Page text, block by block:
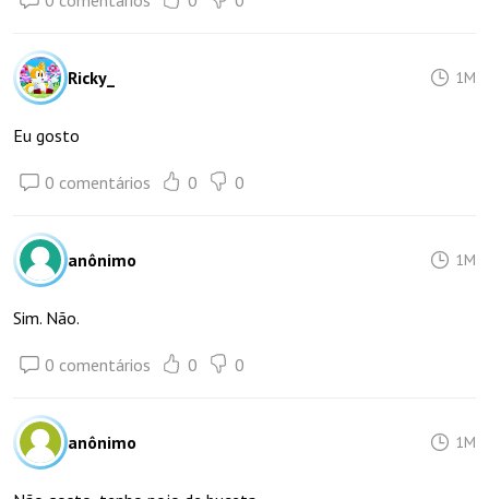
Ricky_ 1M
Eu gosto
0 comentários 0 0
anônimo 1M
Sim. Não.
0 comentários 0 0
anônimo 1M